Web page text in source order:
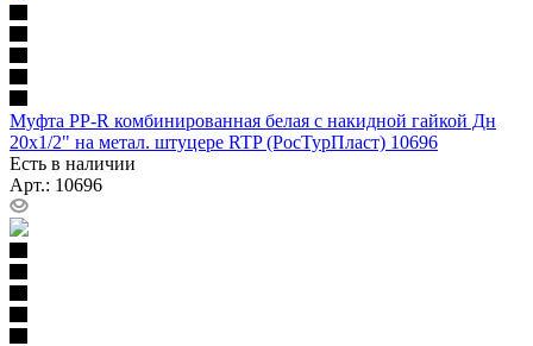
Муфта PP-R комбинированная белая с накидной гайкой Дн
20х1/2" на метал. штуцере RTP (РосТурПласт) 10696
Есть в наличии
Арт.: 10696